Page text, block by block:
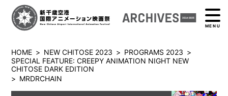
MENU
HOME > NEW CHITOSE 2023 > PROGRAMS 2023 >
SPECIAL FEATURE: CREEPY ANIMATION NIGHT NEW
CHITOSE DARK EDITION
> MRDRCHAIN